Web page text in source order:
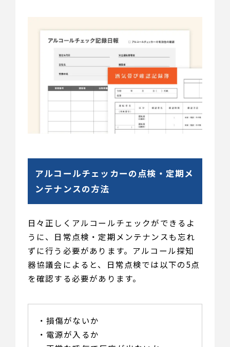
アルコールチェッカーの点検・定期メ
ンテナンスの方法
日々正しくアルコールチェックができるよ
うに、日常点検・定期メンテナンスも忘れ
ずに行う必要があります。アルコール探知
器協議会によると、日常点検では以下の5点
を確認する必要があります。
・損傷がないか
・電源が入るか